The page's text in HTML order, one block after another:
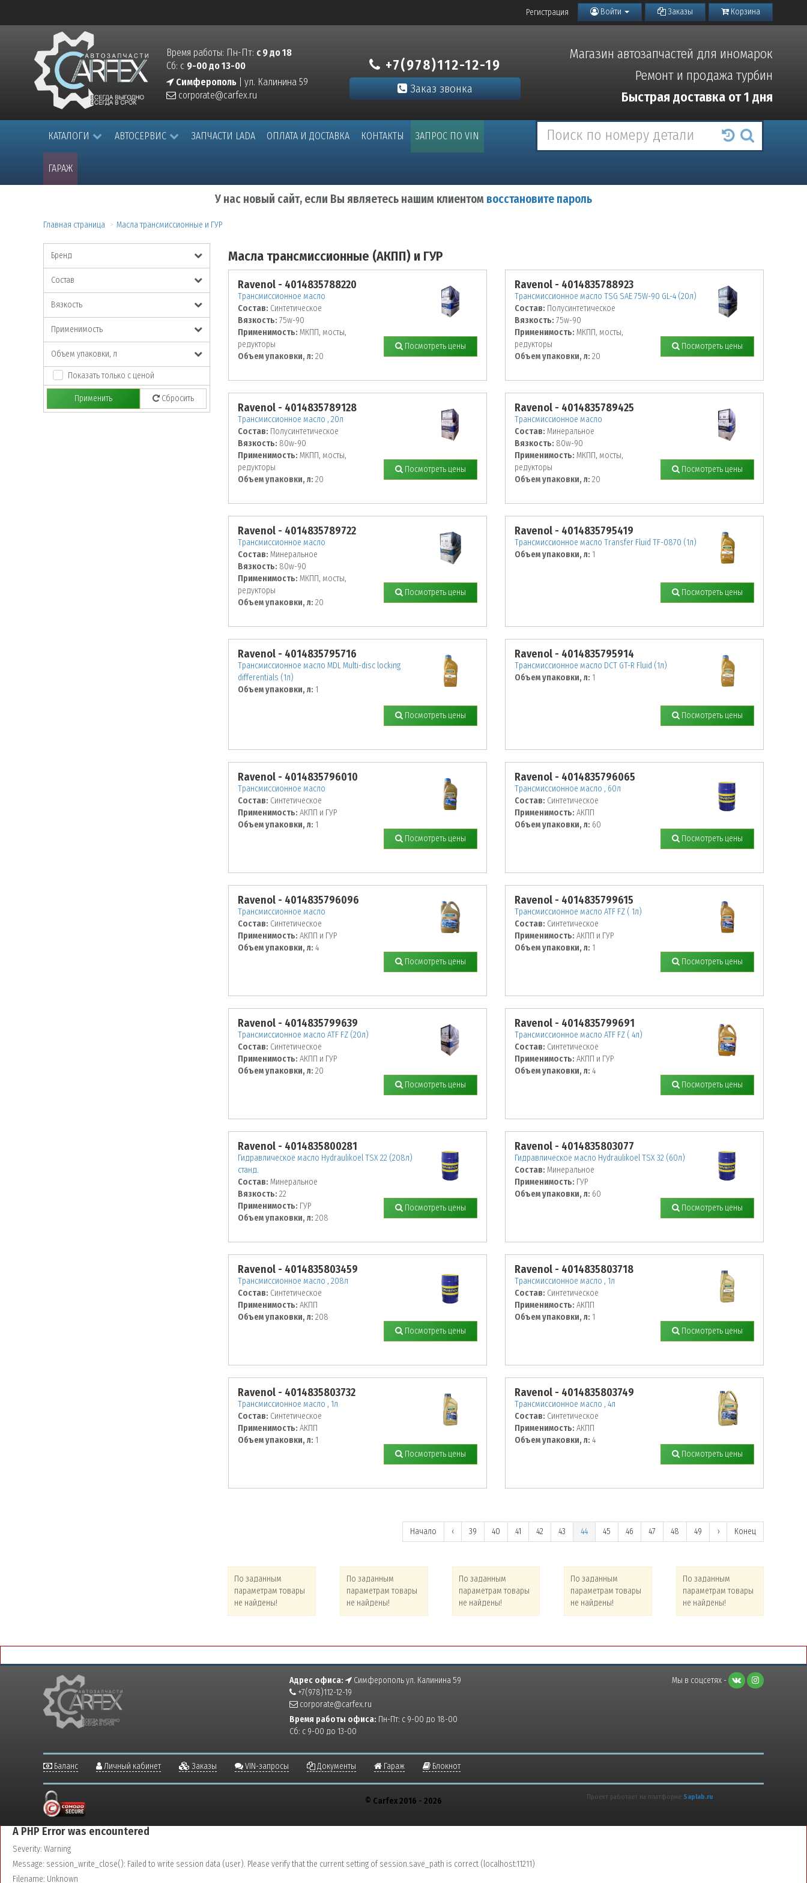
Регистрация Войти Заказы Корзина
Время работы: Пн-Пт: с 9 до 18
Сб: с 9-00 до 13-00
Симферополь | ул. Калинина 59
corporate@carfex.ru
+7(978)112-12-19
Заказ звонка
Магазин автозапчастей для иномарок
Ремонт и продажа турбин
Быстрая доставка от 1 дня
КАТАЛОГИ АВТОСЕРВИС ЗАПЧАСТИ LADA ОПЛАТА И ДОСТАВКА КОНТАКТЫ ЗАПРОС ПО VIN
ГАРАЖ
У нас новый сайт, если Вы являетесь нашим клиентом восстановите пароль
Главная страница Масла трансмиссионные и ГУР
Бренд
Состав
Вязкость
Применимость
Объем упаковки, л
Показать только с ценой
Применить Сбросить
Масла трансмиссионные (АКПП) и ГУР
Ravenol - 4014835788220
Трансмиссионное масло
Состав: Синтетическое
Вязкость: 75w-90
Применимость: МКПП, мосты,
редукторы
Объем упаковки, л: 20
Посмотреть цены
Ravenol - 4014835788923
Трансмиссионное масло TSG SAE 75W-90 GL-4 (20л)
Состав: Полусинтетическое
Вязкость: 75w-90
Применимость: МКПП, мосты,
редукторы
Объем упаковки, л: 20
Посмотреть цены
Ravenol - 4014835789128
Трансмиссионное масло , 20л
Состав: Полусинтетическое
Вязкость: 80w-90
Применимость: МКПП, мосты,
редукторы
Объем упаковки, л: 20
Посмотреть цены
Ravenol - 4014835789425
Трансмиссионное масло
Состав: Минеральное
Вязкость: 80w-90
Применимость: МКПП, мосты,
редукторы
Объем упаковки, л: 20
Посмотреть цены
Ravenol - 4014835789722
Трансмиссионное масло
Состав: Минеральное
Вязкость: 80w-90
Применимость: МКПП, мосты,
редукторы
Объем упаковки, л: 20
Посмотреть цены
Ravenol - 4014835795419
Трансмиссионное масло Transfer Fluid TF-0870 (1л)
Объем упаковки, л: 1
Посмотреть цены
Ravenol - 4014835795716
Трансмиссионное масло MDL Multi-disc locking
differentials (1л)
Объем упаковки, л: 1
Посмотреть цены
Ravenol - 4014835795914
Трансмиссионное масло DCT GT-R Fluid (1л)
Объем упаковки, л: 1
Посмотреть цены
Ravenol - 4014835796010
Трансмиссионное масло
Состав: Синтетическое
Применимость: АКПП и ГУР
Объем упаковки, л: 1
Посмотреть цены
Ravenol - 4014835796065
Трансмиссионное масло , 60л
Состав: Синтетическое
Применимость: АКПП
Объем упаковки, л: 60
Посмотреть цены
Ravenol - 4014835796096
Трансмиссионное масло
Состав: Синтетическое
Применимость: АКПП и ГУР
Объем упаковки, л: 4
Посмотреть цены
Ravenol - 4014835799615
Трансмиссионное масло ATF FZ ( 1л)
Состав: Синтетическое
Применимость: АКПП и ГУР
Объем упаковки, л: 1
Посмотреть цены
Ravenol - 4014835799639
Трансмиссионное масло ATF FZ (20л)
Состав: Синтетическое
Применимость: АКПП и ГУР
Объем упаковки, л: 20
Посмотреть цены
Ravenol - 4014835799691
Трансмиссионное масло ATF FZ ( 4л)
Состав: Синтетическое
Применимость: АКПП и ГУР
Объем упаковки, л: 4
Посмотреть цены
Ravenol - 4014835800281
Гидравлическое масло Hydraulikoel TSX 22 (208л)
станд.
Состав: Минеральное
Вязкость: 22
Применимость: ГУР
Объем упаковки, л: 208
Посмотреть цены
Ravenol - 4014835803077
Гидравлическое масло Hydraulikoel TSX 32 (60л)
Состав: Минеральное
Применимость: ГУР
Объем упаковки, л: 60
Посмотреть цены
Ravenol - 4014835803459
Трансмиссионное масло , 208л
Состав: Синтетическое
Применимость: АКПП
Объем упаковки, л: 208
Посмотреть цены
Ravenol - 4014835803718
Трансмиссионное масло , 1л
Состав: Синтетическое
Применимость: АКПП
Объем упаковки, л: 1
Посмотреть цены
Ravenol - 4014835803732
Трансмиссионное масло , 1л
Состав: Синтетическое
Применимость: АКПП
Объем упаковки, л: 1
Посмотреть цены
Ravenol - 4014835803749
Трансмиссионное масло , 4л
Состав: Синтетическое
Применимость: АКПП
Объем упаковки, л: 4
Посмотреть цены
Начало ‹ 39 40 41 42 43 44 45 46 47 48 49 › Конец
По заданным
параметрам товары
не найдены!
По заданным
параметрам товары
не найдены!
По заданным
параметрам товары
не найдены!
По заданным
параметрам товары
не найдены!
По заданным
параметрам товары
не найдены!
Адрес офиса:
Симферополь ул. Калинина 59
+7(978)112-12-19
corporate@carfex.ru
Время работы офиса: Пн-Пт: с 9-00 до 18-00
Сб: с 9-00 до 13-00
Мы в соцсетях -
Баланс Личный кабинет Заказы VIN-запросы Документы Гараж Блокнот
© Carfex 2016 - 2026 Проект работает на платформе Saplab.ru
A PHP Error was encountered
Severity: Warning
Message: session_write_close(): Failed to write session data (user). Please verify that the current setting of session.save_path is correct (localhost:11211)
Filename: Unknown